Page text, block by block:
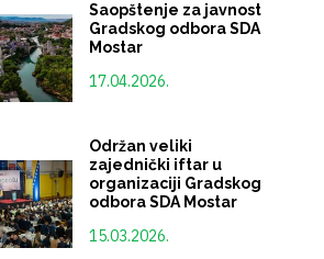
Saopštenje za javnost
Gradskog odbora SDA
Mostar
17.04.2026.
Održan veliki
zajednički iftar u
organizaciji Gradskog
odbora SDA Mostar
15.03.2026.